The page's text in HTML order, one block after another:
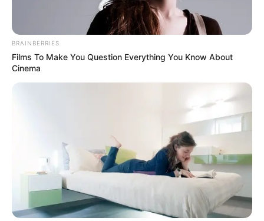
BRAINBERRIES
Films To Make You Question Everything You Know About
Cinema